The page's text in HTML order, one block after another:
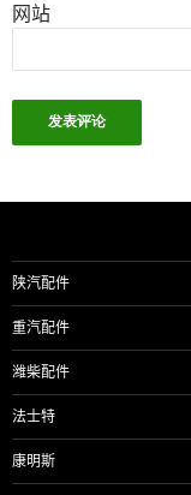
网站
陕汽配件
重汽配件
潍柴配件
法士特
康明斯